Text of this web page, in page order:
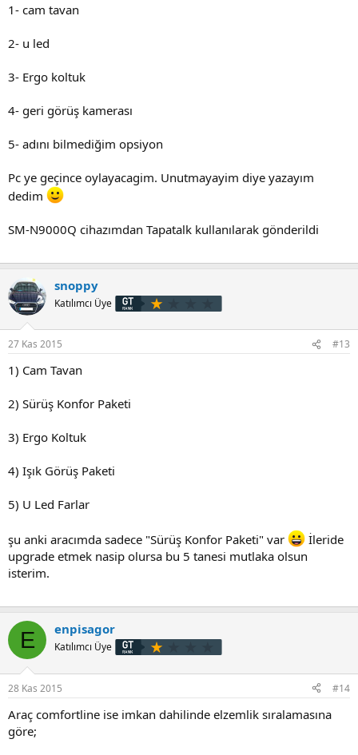
1- cam tavan
2- u led
3- Ergo koltuk
4- geri görüş kamerası
5- adını bilmediğim opsiyon
Pc ye geçince oylayacagim. Unutmayayim diye yazayım
dedim
SM-N9000Q cihazımdan Tapatalk kullanılarak gönderildi
snoppy
Katılımcı Üye
27 Kas 2015 #13
1) Cam Tavan
2) Sürüş Konfor Paketi
3) Ergo Koltuk
4) Işık Görüş Paketi
5) U Led Farlar
şu anki aracımda sadece "Sürüş Konfor Paketi" var
İleride
upgrade etmek nasip olursa bu 5 tanesi mutlaka olsun
isterim.
E enpisagor
Katılımcı Üye
28 Kas 2015 #14
Araç comfortline ise imkan dahilinde elzemlik sıralamasına
göre;